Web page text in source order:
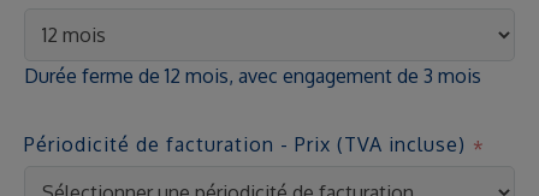
Durée ferme de 12 mois, avec engagement de 3 mois
Périodicité de facturation - Prix (TVA incluse)